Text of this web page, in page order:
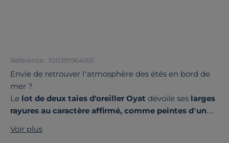
Référence : 100391964165
Envie de retrouver l’atmosphère des étés en bord de
mer ?
Le lot de deux taies d'oreiller Oyat dévoile ses larges
rayures au caractère affirmé, comme peintes d’un
littoral et les embruns caressant les façades.
Voir plus